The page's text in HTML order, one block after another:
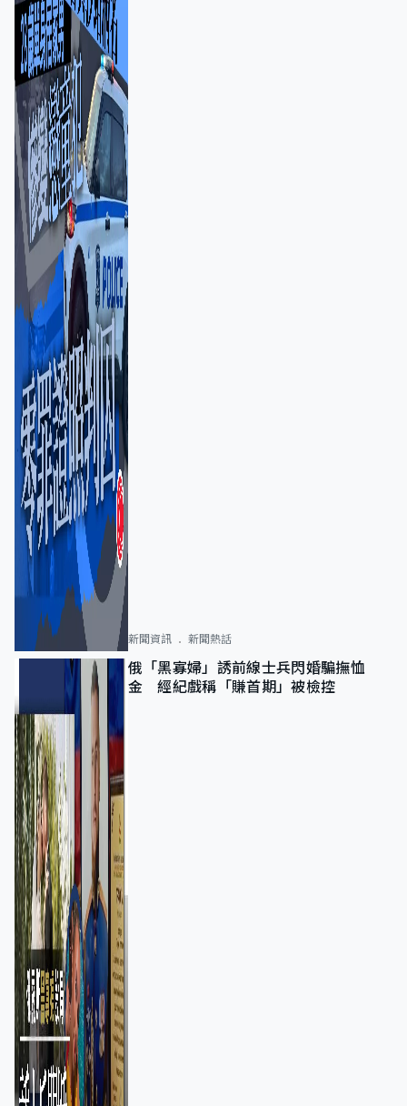
新聞資訊 新聞熱話
俄「黑寡婦」誘前線士兵閃婚騙撫恤
金 經紀戲稱「賺首期」被檢控